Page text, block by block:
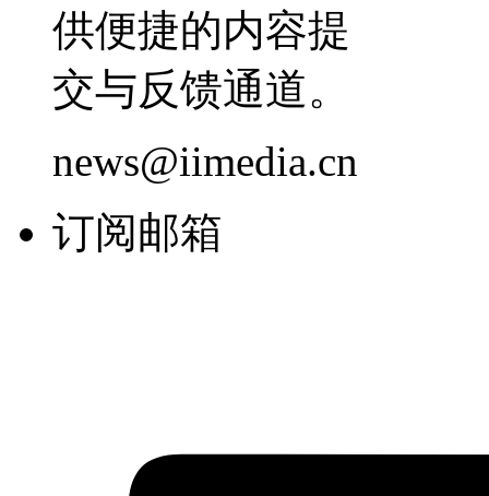
供便捷的内容提
交与反馈通道。
news@iimedia.cn
订阅邮箱